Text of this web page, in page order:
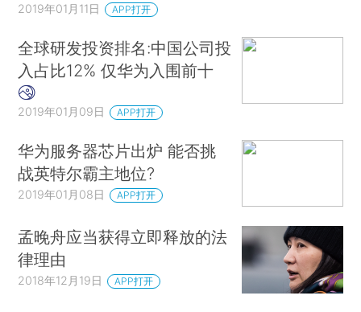
2019年01月11日 APP打开
全球研发投资排名:中国公司投
入占比12% 仅华为入围前十
2019年01月09日 APP打开
华为服务器芯片出炉 能否挑
战英特尔霸主地位?
2019年01月08日 APP打开
孟晚舟应当获得立即释放的法
律理由
2018年12月19日 APP打开